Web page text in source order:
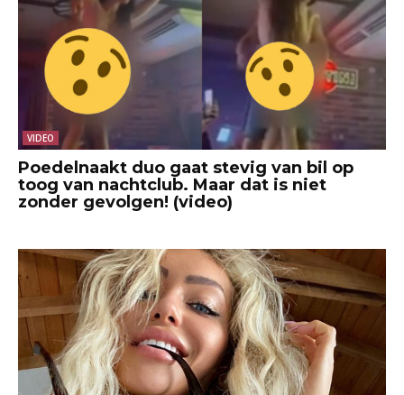
VIDEO
Poedelnaakt duo gaat stevig van bil op
toog van nachtclub. Maar dat is niet
zonder gevolgen! (video)